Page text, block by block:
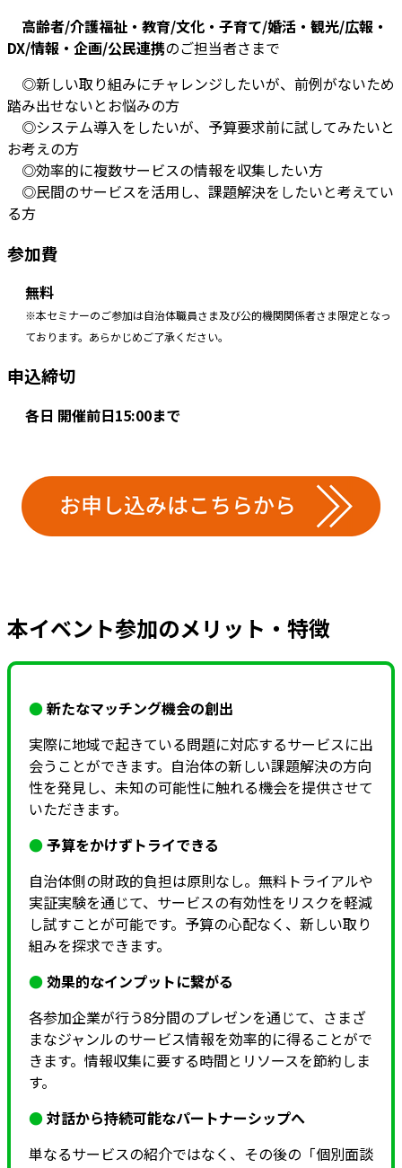
高齢者/介護福祉・教育/文化・子育て/婚活・観光/広報・
DX/情報・企画/公民連携のご担当者さまで
◎新しい取り組みにチャレンジしたいが、前例がないため
踏み出せないとお悩みの方
◎システム導入をしたいが、予算要求前に試してみたいと
お考えの方
◎効率的に複数サービスの情報を収集したい方
◎民間のサービスを活用し、課題解決をしたいと考えてい
る方
参加費
無料
※本セミナーのご参加は自治体職員さま及び公的機関関係者さま限定となっ
ております。あらかじめご了承ください。
申込締切
各日 開催前日15:00まで
本イベント参加のメリット・特徴
●新たなマッチング機会の創出
実際に地域で起きている問題に対応するサービスに出
会うことができます。自治体の新しい課題解決の方向
性を発見し、未知の可能性に触れる機会を提供させて
いただきます。
●予算をかけずトライできる
自治体側の財政的負担は原則なし。無料トライアルや
実証実験を通じて、サービスの有効性をリスクを軽減
し試すことが可能です。予算の心配なく、新しい取り
組みを探求できます。
●効果的なインプットに繋がる
各参加企業が行う8分間のプレゼンを通じて、さまざ
まなジャンルのサービス情報を効率的に得ることがで
きます。情報収集に要する時間とリソースを節約しま
す。
●対話から持続可能なパートナーシップへ
単なるサービスの紹介ではなく、その後の「個別面談